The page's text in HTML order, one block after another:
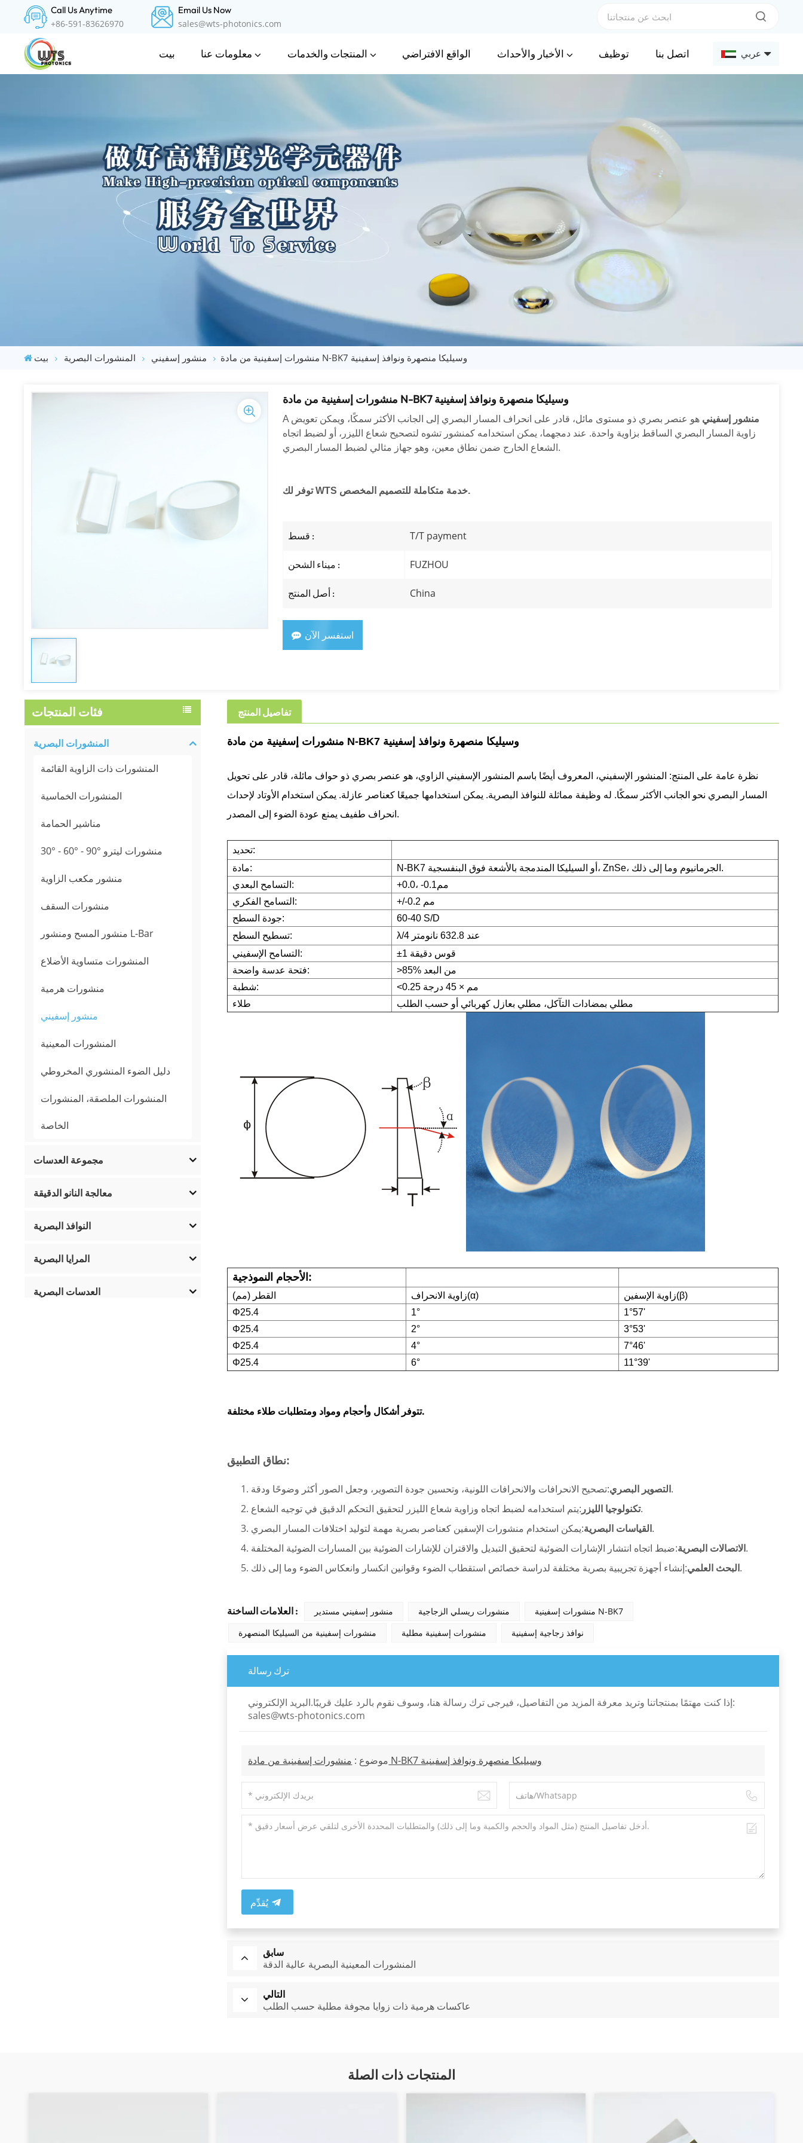
Call Us Anytime
+86-591-83626970
Email Us Now
sales@wts-photonics.com
بيت معلومات عنا المنتجات والخدمات الواقع الافتراضي الأخبار والأحداث توظيف اتصل بنا عربي
中文
بيت المنشورات البصرية منشور إسفيني منشورات إسفينية من مادة N-BK7 وسيليكا منصهرة ونوافذ إسفينية
منشورات إسفينية من مادة N-BK7 وسيليكا منصهرة ونوافذ إسفينية
A منشور إسفينيهو عنصر بصري ذو مستوى مائل، قادر على انحراف المسار البصري إلى الجانب الأكثر سمكًا، ويمكن تعويض
زاوية المسار البصري الساقط بزاوية واحدة. عند دمجهما، يمكن استخدامه كمنشور تشوه لتصحيح شعاع الليزر، أو لضبط اتجاه
الشعاع الخارج ضمن نطاق معين، وهو جهاز مثالي لضبط المسار البصري.
توفر لك WTS خدمة متكاملة للتصميم المخصص.
قسط : T/T payment
ميناء الشحن : FUZHOU
أصل المنتج : China
استفسر الآن
فئات المنتجات
المنشورات البصرية
المنشورات ذات الزاوية القائمة
المنشورات الخماسية
مناشير الحمامة
30° - 60° - 90° منشورات ليترو
منشور مكعب الزاوية
منشورات السقف
منشور المسح ومنشور L-Bar
المنشورات متساوية الأضلاع
منشورات هرمية
منشور إسفيني
المنشورات المعينية
دليل الضوء المنشوري المخروطي
المنشورات الملصقة، المنشورات
الخاصة
مجموعة العدسات
معالجة النانو الدقيقة
النوافذ البصرية
المرايا البصرية
العدسات البصرية
تفاصيل المنتج
منشورات إسفينية من مادة N-BK7 وسيليكا منصهرة ونوافذ إسفينية
نظرة عامة على المنتج: المنشور الإسفيني، المعروف أيضًا باسم المنشور الإسفيني الزاوي، هو عنصر بصري ذو حواف مائلة، قادر على تحويل
المسار البصري نحو الجانب الأكثر سمكًا. له وظيفة مماثلة للنوافذ البصرية. يمكن استخدامها جميعًا كعناصر عازلة. يمكن استخدام الأوتاد لإحداث
انحراف طفيف يمنع عودة الضوء إلى المصدر.
تحديد:
مادة:
N-BK7 أو السيليكا المندمجة بالأشعة فوق البنفسجية، ZnSe، الجرمانيوم وما إلى ذلك.
التسامح البعدي:
+0.0، -0.1مم
التسامح الفكري:
+/-0.2 مم
جودة السطح:
60-40 S/D
تسطيح السطح:
λ/4 عند 632.8 نانومتر
التسامح الإسفيني:
±1 قوس دقيقة
فتحة عدسة واضحة:
>85% من البعد
شطبة:
<0.25 مم × 45 درجة
طلاء
مطلي بمضادات التآكل، مطلي بعازل كهربائي أو حسب الطلب
الأحجام النموذجية:
القطر (مم) زاوية الانحراف(α) زاوية الإسفين(β)
Φ25.4
1°
1°57'
Φ25.4
2°
3°53'
Φ25.4
4°
7°46'
Φ25.4
6° 11°39'
تتوفر أشكال وأحجام ومواد ومتطلبات طلاء مختلفة.
نطاق التطبيق:
التصوير البصري :تصحيح الانحرافات والانحرافات اللونية، وتحسين جودة التصوير، وجعل الصور أكثر وضوحًا ودقة.
تكنولوجيا الليزر:يتم استخدامه لضبط اتجاه وزاوية شعاع الليزر لتحقيق التحكم الدقيق في توجيه الشعاع.
القياسات البصرية :يمكن استخدام منشورات الإسفين كعناصر بصرية مهمة لتوليد اختلافات المسار البصري.
الاتصالات البصرية :ضبط اتجاه انتشار الإشارات الضوئية لتحقيق التبديل والاقتران للإشارات الضوئية بين المسارات الضوئية المختلفة.
البحث العلمي :إنشاء أجهزة تجريبية بصرية مختلفة لدراسة خصائص استقطاب الضوء وقوانين انكسار وانعكاس الضوء وما إلى ذلك.
العلامات الساخنة : منشور إسفيني مستدير منشورات ريسلي الزجاجية
منشورات إسفينية N-BK7
منشورات إسفينية من السيليكا المنصهرة
منشورات إسفينية مطلية نوافذ زجاجية إسفينية
ترك رسالة
إذا كنت مهتمًا بمنتجاتنا وتريد معرفة المزيد من التفاصيل، فيرجى ترك رسالة هنا، وسوف نقوم بالرد عليك قريبًا.البريد الإلكتروني:
sales@wts-photonics.com
موضوع : منشورات إسفينية من مادة N-BK7 وسيليكا منصهرة ونوافذ إسفينية
يُقدِّم
سابق
المنشورات المعينية البصرية عالية الدقة
التالي
عاكسات هرمية ذات زوايا مجوفة مطلية حسب الطلب
المنتجات ذات الصلة